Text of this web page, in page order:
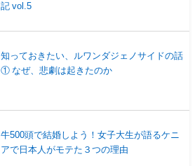
記 vol.5
知っておきたい、ルワンダジェノサイドの話
① なぜ、悲劇は起きたのか
牛500頭で結婚しよう！女子大生が語るケニ
アで日本人がモテた３つの理由